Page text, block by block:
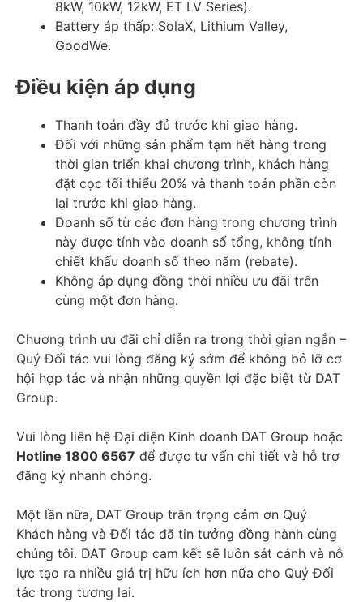
8kW, 10kW, 12kW, ET LV Series).
Battery áp thấp: SolaX, Lithium Valley,
GoodWe.
Điều kiện áp dụng
Thanh toán đầy đủ trước khi giao hàng.
Đối với những sản phẩm tạm hết hàng trong
thời gian triển khai chương trình, khách hàng
đặt cọc tối thiểu 20% và thanh toán phần còn
lại trước khi giao hàng.
Doanh số từ các đơn hàng trong chương trình
này được tính vào doanh số tổng, không tính
chiết khấu doanh số theo năm (rebate).
Không áp dụng đồng thời nhiều ưu đãi trên
cùng một đơn hàng.
Chương trình ưu đãi chỉ diễn ra trong thời gian ngắn –
Quý Đối tác vui lòng đăng ký sớm để không bỏ lỡ cơ
hội hợp tác và nhận những quyền lợi đặc biệt từ DAT
Group.
Vui lòng liên hệ Đại diện Kinh doanh DAT Group hoặc
Hotline 1800 6567 để được tư vấn chi tiết và hỗ trợ
đăng ký nhanh chóng.
Một lần nữa, DAT Group trân trọng cảm ơn Quý
Khách hàng và Đối tác đã tin tưởng đồng hành cùng
chúng tôi. DAT Group cam kết sẽ luôn sát cánh và nỗ
lực tạo ra nhiều giá trị hữu ích hơn nữa cho Quý Đối
tác trong tương lai.